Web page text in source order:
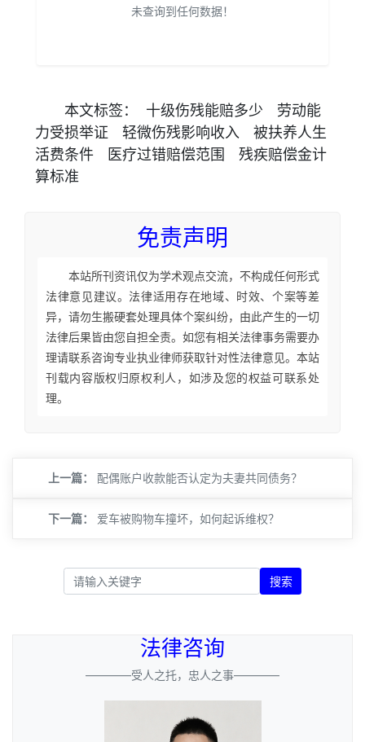
未查询到任何数据！
本文标签： 十级伤残能赔多少
劳动能
力受损举证
轻微伤残影响收入
被扶养人生
活费条件
医疗过错赔偿范围
残疾赔偿金计
算标准
免责声明
本站所刊资讯仅为学术观点交流，不构成任何形式
法律意见建议。法律适用存在地域、时效、个案等差
异，请勿生搬硬套处理具体个案纠纷，由此产生的一切
法律后果皆由您自担全责。如您有相关法律事务需要办
理请联系咨询专业执业律师获取针对性法律意见。本站
刊载内容版权归原权利人，如涉及您的权益可联系处
理。
上一篇： 配偶账户收款能否认定为夫妻共同债务？
下一篇： 爱车被购物车撞坏，如何起诉维权？
搜索
法律咨询
————受人之托，忠人之事————